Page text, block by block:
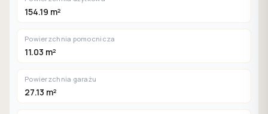
154.19 m²
Powierzchnia pomocnicza
11.03 m²
Powierzchnia garażu
27.13 m²